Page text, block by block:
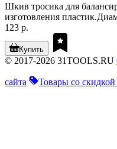
Шкив тросика для
изготовления
123 р.
Купить
© 2017-2026 31TOOLS.RU
сайта Товары со скидкой